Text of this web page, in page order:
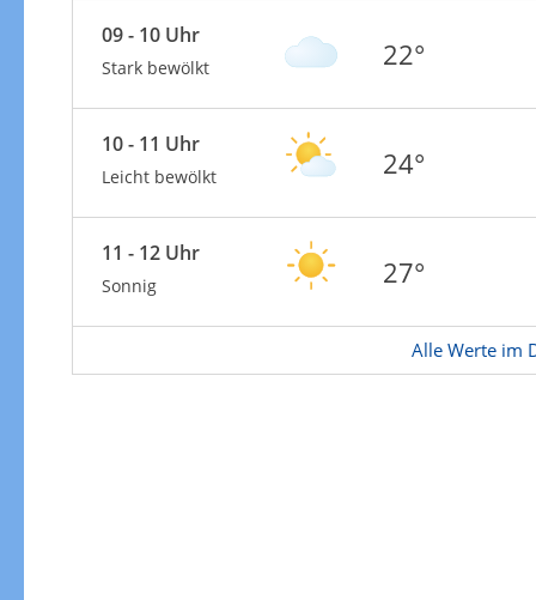
09 - 10 Uhr
Stark bewölkt 22°
10 - 11 Uhr
Leicht bewölkt 24°
11 - 12 Uhr
Sonnig 27°
Alle Werte im
Windgeschwindigkeiten in 3h
Zur Windgeschwindigkeitenkarte